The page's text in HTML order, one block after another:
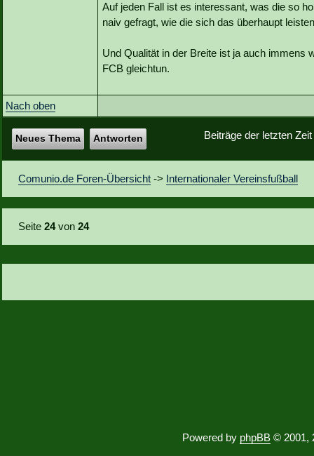
Auf jeden Fall ist es interessant, was die so
naiv gefragt, wie die sich das überhaupt
Und Qualität in der Breite ist ja auch immens
FCB gleichtun.
Nach oben
Beiträge der letzten
Neues Thema Antworten
Comunio.de Foren-Übersicht -> Internationaler Vereinsfußball
Seite24von24
Powered by phpBB © 2001,